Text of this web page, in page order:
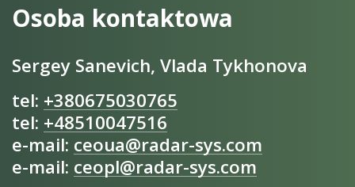
Osoba kontaktowa
Sergey Sanevich, Vlada Tykhonova
tel: +380675030765
tel: +48510047516
e-mail: ceoua@radar-sys.com
e-mail: ceopl@radar-sys.com